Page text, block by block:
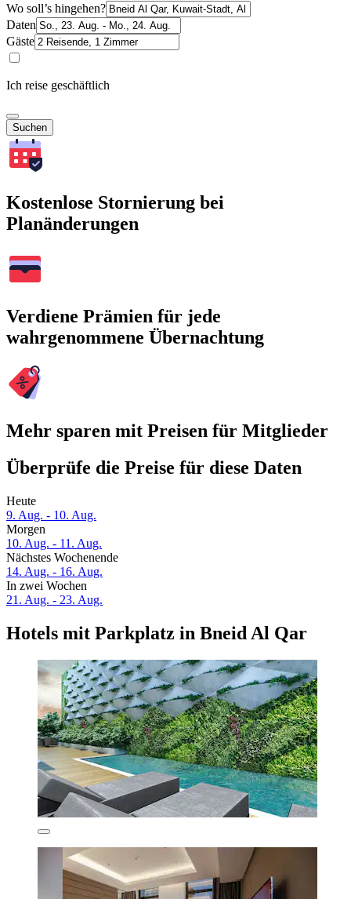
Wo soll’s hingehen?
Daten
Gäste
Ich reise geschäftlich
Suchen
Kostenlose Stornierung bei
Planänderungen
Verdiene Prämien für jede
wahrgenommene Übernachtung
Mehr sparen mit Preisen für Mitglieder
Überprüfe die Preise für diese Daten
Heute
9. Aug. - 10. Aug.
Morgen
10. Aug. - 11. Aug.
Nächstes Wochenende
14. Aug. - 16. Aug.
In zwei Wochen
21. Aug. - 23. Aug.
Hotels mit Parkplatz in Bneid Al Qar